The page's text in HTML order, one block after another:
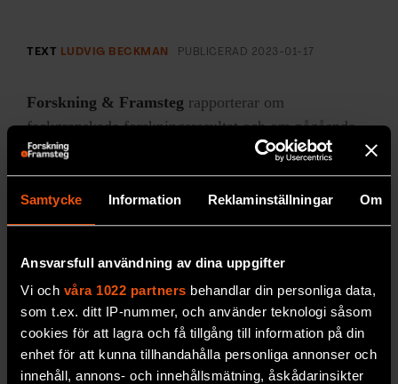
Samtycke Information Reklaminställningar Om
Ansvarsfull användning av dina uppgifter
Vi och våra 1022 partners behandlar din personliga data,
som t.ex. ditt IP-nummer, och använder teknologi såsom
cookies för att lagra och få tillgång till information på din
enhet för att kunna tillhandahålla personliga annonser och
innehåll, annons- och innehållsmätning, åskådarinsikter
TEXT LUDVIG BECKMAN PUBLICERAD 2023-01-17
Forskning & Framsteg rapporterar om
fackgranskade forskningsresultat och om pågående
forskning. Forskning & Framsteg har bevakat
vetenskap sedan 1966 och drivs utan vinstsyfte.